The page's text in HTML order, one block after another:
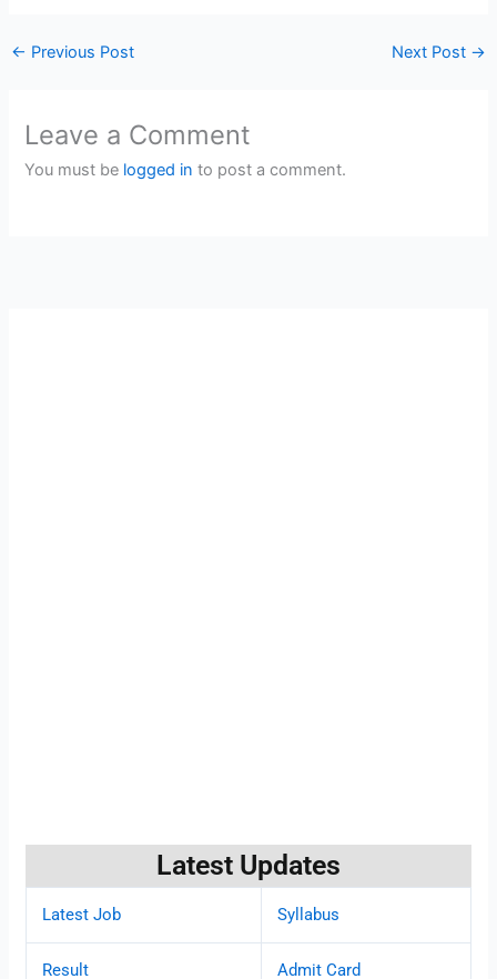
← Previous Post Next Post →
Leave a Comment
You must be logged in to post a comment.
Latest Updates
Latest Job Syllabus
Result Admit Card